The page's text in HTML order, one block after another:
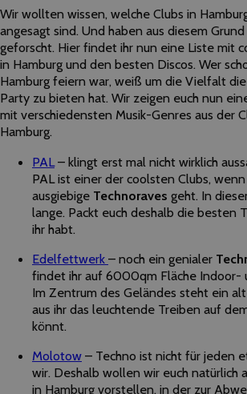
Wir wollten wissen, welche Clubs in
angesagt sind. Und haben aus diesem
geforscht. Hier findet ihr nun eine Liste mit
in Hamburg und den besten Discos. Wer
Hamburg feiern war, weiß um die Vielfalt
Party zu bieten hat. Wir zeigen euch nun
mit verschiedensten Musik-Genres aus der
Hamburg.
PAL – klingt erst mal nicht wirklich
PAL ist einer der coolsten Clubs,
ausgiebige Technoraves geht. In
lange. Packt euch deshalb die besten
ihr habt.
Edelfettwerk – noch ein genialer
findet ihr auf 6000qm Fläche Indoor-
Im Zentrum des Geländes steht ein
aus ihr das leuchtende Treiben auf
könnt.
Molotow – Techno ist nicht für jeden
wir. Deshalb wollen wir euch natürlich
in Hamburg vorstellen, in der zur